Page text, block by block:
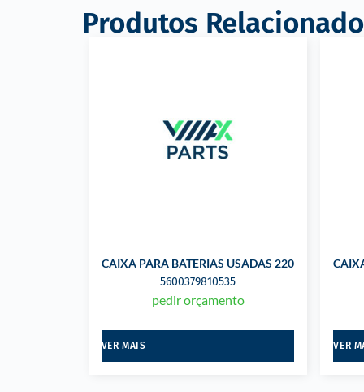
Produtos
CAIXA PARA BATERIAS USADAS 220 LTS
5600379810535
pedir orçamento
VER MAIS VER